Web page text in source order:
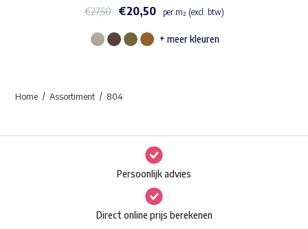
Waar ben je naar op zoek?
€27,50 €20,50 per m² (excl. btw)
Dit
Deze
optie
kan
gekozen
worden
+ meer kleuren
Home Assortiment 804
Persoonlijk advies
Direct online prijs berekenen